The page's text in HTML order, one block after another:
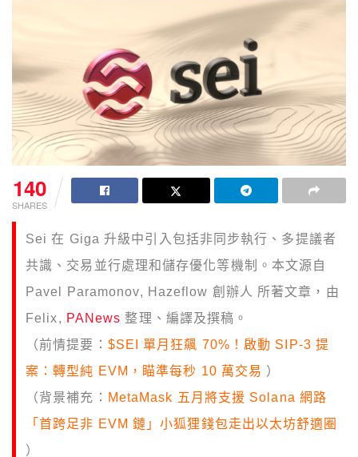
140
SHARES
Sei 在 Giga 升級中引入包括非同步執行、多提議者
共識、交易並行處理和儲存優化等機制。本文源自
Pavel Paramonov, Hazeflow 創辦人 所著文章，由
Felix, PANews 整理、編譯及撰稿。
（前情提要： $SEI 單月狂飆 70%！啟動 SIP-3 提
案：轉型純 EVM，瞄準每秒 10 萬交易 ）
（背景補充： MetaMask 五月將支援 Solana 網路
「首跨足非 EVM 鏈」小狐狸錢包走出以太坊舒適圈
）